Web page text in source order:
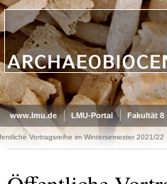
www.lmu.de LMU-Portal Fakultät 8
Vortragsreihe im Wintersemester 2021/22